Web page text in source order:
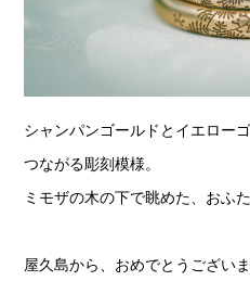
シャンパンゴールドとイエローゴ
つながる彫刻模様。
ミモザの木の下で眺めた、おふ
屋久島から、おめでとうございま